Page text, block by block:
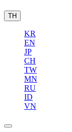
TH
KR
EN
JP
CH
TW
MN
RU
ID
VN